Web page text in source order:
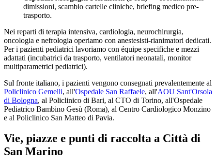
dimissioni, scambio cartelle cliniche, briefing medico pre-
trasporto.
Nei reparti di terapia intensiva, cardiologia, neurochirurgia,
oncologia e nefrologia operiamo con anestesisti-rianimatori dedicati.
Per i pazienti pediatrici lavoriamo con équipe specifiche e mezzi
adattati (incubatrici da trasporto, ventilatori neonatali, monitor
multiparametrici pediatrici).
Sul fronte italiano, i pazienti vengono consegnati prevalentemente al
Policlinico Gemelli, all'Ospedale San Raffaele, all'AOU Sant'Orsola
di Bologna, al Policlinico di Bari, al CTO di Torino, all'Ospedale
Pediatrico Bambino Gesù (Roma), al Centro Cardiologico Monzino
e al Policlinico San Matteo di Pavia.
Vie, piazze e punti di raccolta a Città di
San Marino